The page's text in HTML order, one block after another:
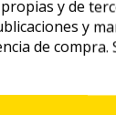
y de
y
de